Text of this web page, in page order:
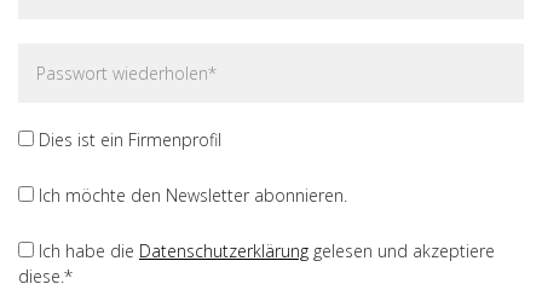
Dies ist ein Firmenprofil
Ich möchte den Newsletter abonnieren.
Ich habe die Datenschutzerklärung gelesen und akzeptiere
diese.*